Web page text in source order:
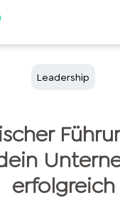
Leadership
erfolgreich